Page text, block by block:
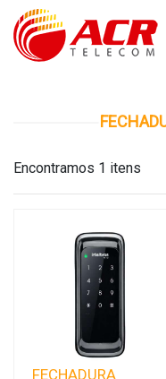
Encontramos 1 itens
FECHADURA